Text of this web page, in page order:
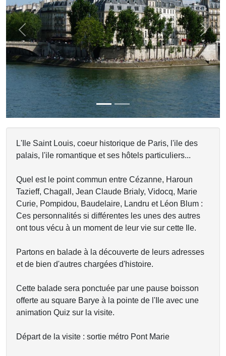
Previous Next
L'Ile Saint Louis, coeur historique de Paris, l'ile des
palais, l'ile romantique et ses hôtels particuliers...
Quel est le point commun entre Cézanne, Haroun
Tazieff, Chagall, Jean Claude Brialy, Vidocq, Marie
Curie, Pompidou, Baudelaire, Landru et Léon Blum :
Ces personnalités si différentes les unes des autres
ont tous vécu à un moment de leur vie sur cette Ile.
Partons en balade à la découverte de leurs adresses
et de bien d'autres chargées d'histoire.
Cette balade sera ponctuée par une pause boisson
offerte au square Barye à la pointe de l'Ile avec une
animation Quiz sur la visite.
Départ de la visite : sortie métro Pont Marie